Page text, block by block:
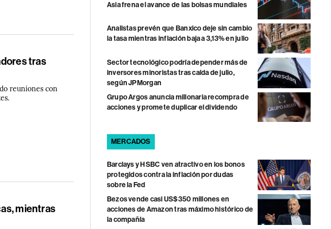
tras
reuniones con
mientras
Asia frena el avance de las bolsas mundiales
Analistas prevén que Banxico deje sin cambio
la tasa mientras inflación baja a 3,13% en julio
Sector tecnológico podría depender más de
inversores minoristas tras caída de julio,
según JPMorgan
Grupo Argos anuncia millonaria recompra de
acciones y promete duplicar el dividendo
MERCADOS
Barclays y HSBC ven atractivo en los bonos
protegidos contra la inflación por dudas
sobre la Fed
Bezos vende casi US$350 millones en
acciones de Amazon tras máximo histórico de
la compañía